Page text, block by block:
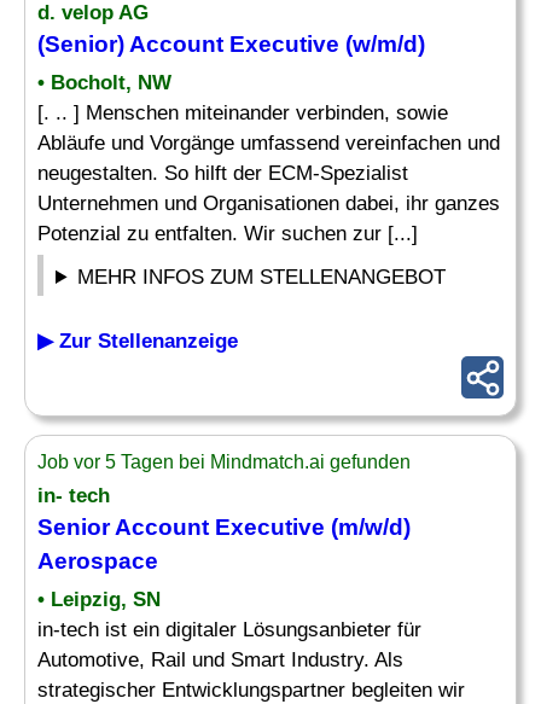
d. velop AG
(Senior) Account Executive (w/m/d)
• Bocholt, NW
[. .. ] Menschen miteinander verbinden, sowie
Abläufe und Vorgänge umfassend vereinfachen und
neugestalten. So hilft der ECM-Spezialist
Unternehmen und Organisationen dabei, ihr ganzes
Potenzial zu entfalten. Wir suchen zur [...]
MEHR INFOS ZUM STELLENANGEBOT
▶ Zur Stellenanzeige
Job vor 5 Tagen bei Mindmatch.ai gefunden
in- tech
Senior Account Executive (m/w/d)
Aerospace
• Leipzig, SN
in-tech ist ein digitaler Lösungsanbieter für
Automotive, Rail und Smart Industry. Als
strategischer Entwicklungspartner begleiten wir